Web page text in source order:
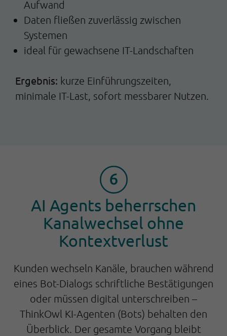
Aufwand
Daten fließen zuverlässig zwischen
Systemen
ideal für gewachsene IT-Landschaften
Ergebnis: kurze Einführungszeiten,
minimale IT-Last, sofort messbarer Nutzen.
AI Agents beherrschen
Kanalwechsel ohne
Kontextverlust
Kunden wechseln Kanäle, brauchen während
eines Bot-Dialogs schriftliche Bestätigungen
oder müssen digital unterschreiben –
ThinkOwl KI-Agenten (Bots) behalten den
Überblick. Der gesamte Vorgang bleibt